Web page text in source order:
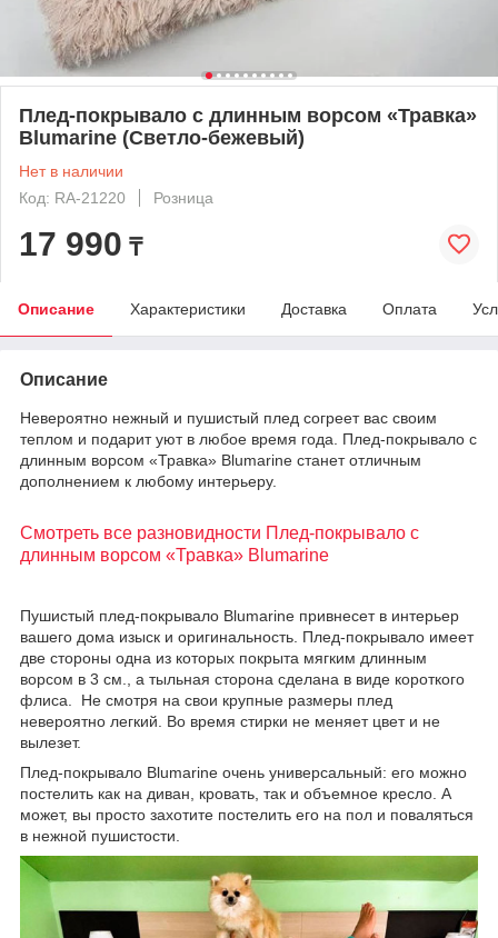
Плед-покрывало с длинным ворсом «Травка»
Blumarine (Светло-бежевый)
Нет в наличии
Код: RA-21220
Розница
17 990 ₸
Описание Характеристики Доставка Оплата
Описание
Невероятно нежный и пушистый плед согреет вас своим
теплом и подарит уют в любое время года. Плед-покрывало с
длинным ворсом «Травка» Blumarine станет отличным
дополнением к любому интерьеру.
Смотреть все разновидности Плед-покрывало с
длинным ворсом «Травка» Blumarine
Пушистый плед-покрывало Blumarine привнесет в интерьер
вашего дома изыск и оригинальность. Плед-покрывало имеет
две стороны одна из которых покрыта мягким длинным
ворсом в 3 см., а тыльная сторона сделана в виде короткого
флиса. Не смотря на свои крупные размеры плед
невероятно легкий. Во время стирки не меняет цвет и не
вылезет.
Плед-покрывало Blumarine очень универсальный: его можно
постелить как на диван, кровать, так и объемное кресло. А
может, вы просто захотите постелить его на пол и поваляться
в нежной пушистости.